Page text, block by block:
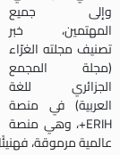
جميع
خبر
مجلته الغرّاء
المجمع
للغة
في منصة
ERIH+، وهي منصة
مرموقة، فهنيئًا